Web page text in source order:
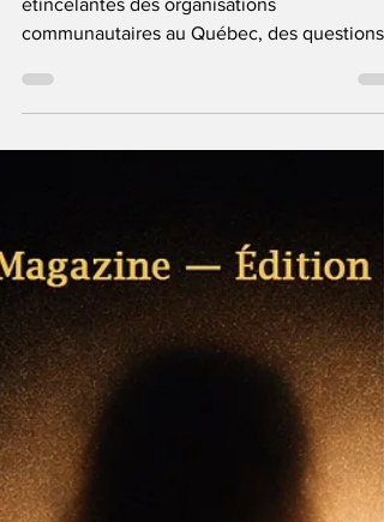
YALLA magazine - Derrière les vitrines
étincelantes des organisations
communautaires au Québec, des questions
humanitaire à un investissement de
des slogans dans les registres de l'État, il
devient impératif de lever le voile sur le
danger d'un glissement vers un «chaos
institutionnel» dépourvu d'âme.